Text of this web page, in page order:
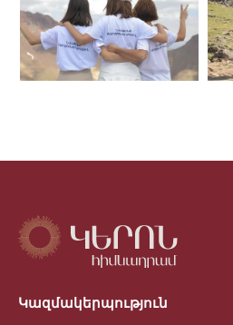
Կազմակերպություն